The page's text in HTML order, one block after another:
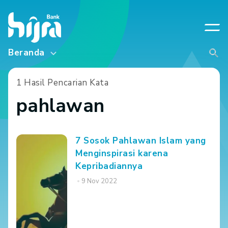
Beranda
1 Hasil Pencarian Kata
pahlawan
7 Sosok Pahlawan Islam yang
Menginspirasi karena
Kepribadiannya
9 Nov 2022